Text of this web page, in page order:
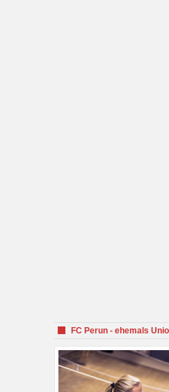
FC Perun - ehemals